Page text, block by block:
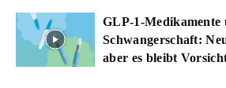
GLP-1-Medikamente
Schwangerschaft:
aber es bleibt